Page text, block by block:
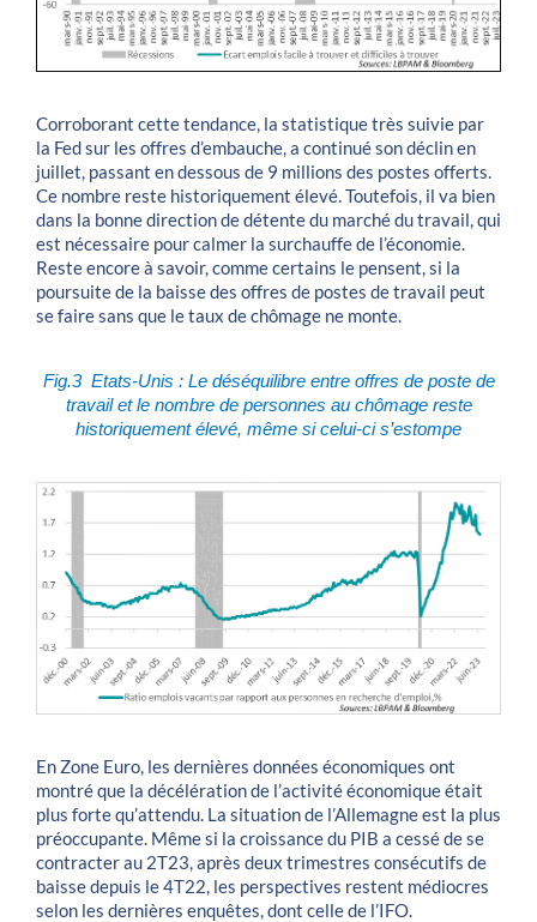
Corroborant cette tendance, la statistique très suivie par
la Fed sur les offres d’embauche, a continué son déclin en
juillet, passant en dessous de 9 millions des postes offerts.
Ce nombre reste historiquement élevé. Toutefois, il va bien
dans la bonne direction de détente du marché du travail, qui
est nécessaire pour calmer la surchauffe de l’économie.
Reste encore à savoir, comme certains le pensent, si la
poursuite de la baisse des offres de postes de travail peut
se faire sans que le taux de chômage ne monte.
Fig.3 Etats-Unis : Le déséquilibre entre offres de poste de
travail et le nombre de personnes au chômage reste
historiquement élevé, même si celui-ci s’estompe
En Zone Euro, les dernières données économiques ont
montré que la décélération de l’activité économique était
plus forte qu’attendu. La situation de l’Allemagne est la plus
préoccupante. Même si la croissance du PIB a cessé de se
contracter au 2T23, après deux trimestres consécutifs de
baisse depuis le 4T22, les perspectives restent médiocres
selon les dernières enquêtes, dont celle de l’IFO.